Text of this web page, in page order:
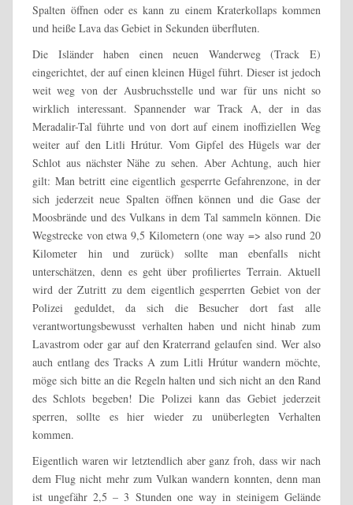
Spalten öffnen oder es kann zu einem Kraterkollaps kommen
und heiße Lava das Gebiet in Sekunden überfluten.
Die Isländer haben einen neuen Wanderweg (Track E)
eingerichtet, der auf einen kleinen Hügel führt. Dieser ist jedoch
weit weg von der Ausbruchsstelle und war für uns nicht so
wirklich interessant. Spannender war Track A, der in das
Meradalir-Tal führte und von dort auf einem inoffiziellen Weg
weiter auf den Litli Hrútur. Vom Gipfel des Hügels war der
Schlot aus nächster Nähe zu sehen. Aber Achtung, auch hier
gilt: Man betritt eine eigentlich gesperrte Gefahrenzone, in der
sich jederzeit neue Spalten öffnen können und die Gase der
Moosbrände und des Vulkans in dem Tal sammeln können. Die
Wegstrecke von etwa 9,5 Kilometern (one way => also rund 20
Kilometer hin und zurück) sollte man ebenfalls nicht
unterschätzen, denn es geht über profiliertes Terrain. Aktuell
wird der Zutritt zu dem eigentlich gesperrten Gebiet von der
Polizei geduldet, da sich die Besucher dort fast alle
verantwortungsbewusst verhalten haben und nicht hinab zum
Lavastrom oder gar auf den Kraterrand gelaufen sind. Wer also
auch entlang des Tracks A zum Litli Hrútur wandern möchte,
möge sich bitte an die Regeln halten und sich nicht an den Rand
des Schlots begeben! Die Polizei kann das Gebiet jederzeit
sperren, sollte es hier wieder zu unüberlegten Verhalten
kommen.
Eigentlich waren wir letztendlich aber ganz froh, dass wir nach
dem Flug nicht mehr zum Vulkan wandern konnten, denn man
ist ungefähr 2,5 – 3 Stunden one way in steinigem Gelände